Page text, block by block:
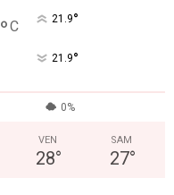
°C 21.9°
21.9°
0%
VEN
28°
SAM
27°